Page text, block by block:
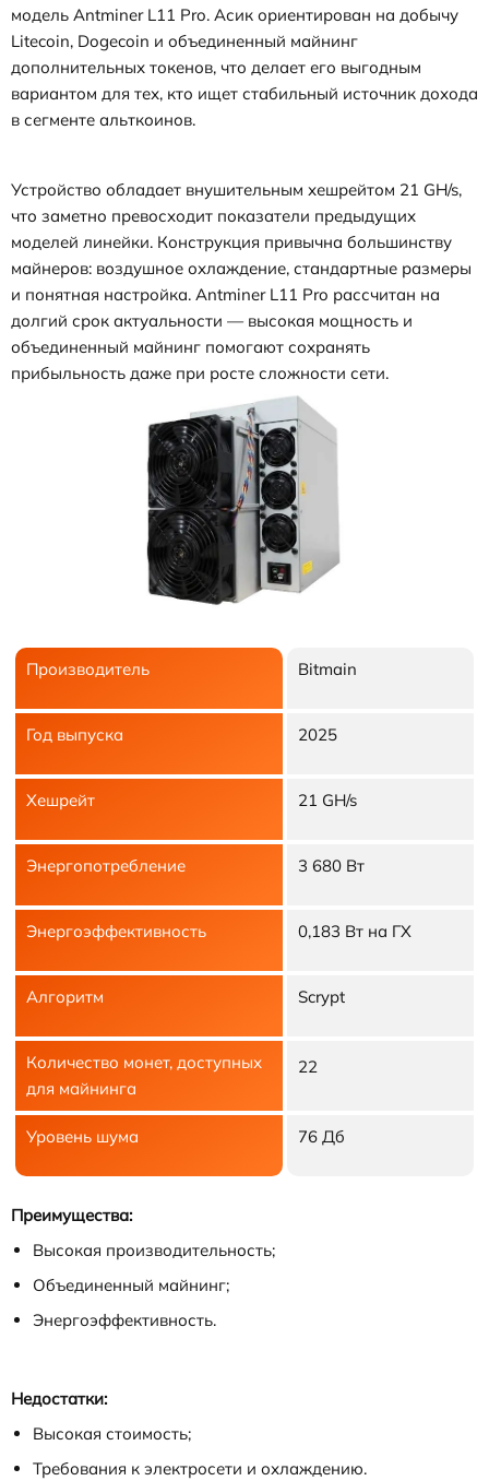
модель Antminer L11 Pro. Асик ориентирован на добычу
Litecoin, Dogecoin и объединенный майнинг
дополнительных токенов, что делает его выгодным
вариантом для тех, кто ищет стабильный источник дохода
в сегменте альткоинов.
Устройство обладает внушительным хешрейтом 21 GH/s,
что заметно превосходит показатели предыдущих
моделей линейки. Конструкция привычна большинству
майнеров: воздушное охлаждение, стандартные размеры
и понятная настройка. Antminer L11 Pro рассчитан на
долгий срок актуальности — высокая мощность и
объединенный майнинг помогают сохранять
прибыльность даже при росте сложности сети.
Производитель Bitmain
Год выпуска 2025
Хешрейт 21 GH/s
Энергопотребление 3 680 Вт
Энергоэффективность 0,183 Вт на ГХ
Алгоритм Scrypt
Количество монет, доступных
для майнинга
22
Уровень шума 76 Дб
Преимущества:
Высокая производительность;
Объединенный майнинг;
Энергоэффективность.
Недостатки:
Высокая стоимость;
Требования к электросети и охлаждению.